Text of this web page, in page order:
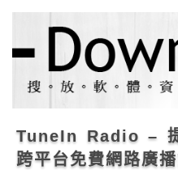
TuneIn Radio –
跨平台免費網路廣